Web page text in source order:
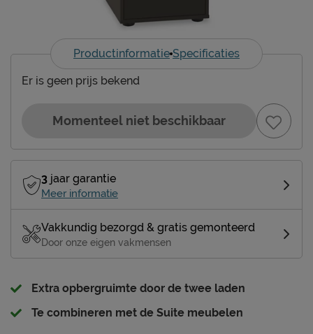
Productinformatie Specificaties
Er is geen prijs bekend
Momenteel niet beschikbaar
3 jaar garantie
Meer informatie
Vakkundig bezorgd & gratis gemonteerd
Door onze eigen vakmensen
Extra opbergruimte door de twee laden
Te combineren met de Suite meubelen